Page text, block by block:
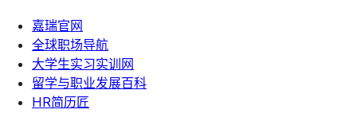
嘉瑞官网
全球职场导航
大学生实习实训网
留学与职业发展百科
HR简历匠